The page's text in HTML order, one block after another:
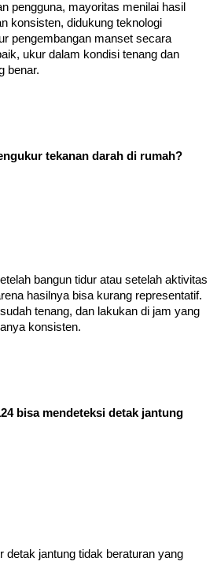
pengguna, mayoritas menilai hasil
konsisten, didukung teknologi
pengembangan manset secara
ukur dalam kondisi tenang dan
benar.
tekanan darah di rumah?
bangun tidur atau setelah aktivitas
hasilnya bisa kurang representatif.
tenang, dan lakukan di jam yang
konsisten.
bisa mendeteksi detak jantung
detak jantung tidak beraturan yang